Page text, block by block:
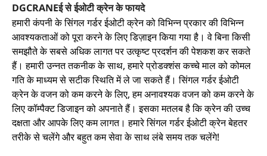
DGCRANEई से ईओटी क्रेन के फायदे
हमारी कंपनी के सिंगल गर्डर ईओटी क्रेन को विभिन्न प्रकार की विभिन्न
आवश्यकताओं को पूरा करने के लिए डिज़ाइन किया गया है। वे बिना किसी
समझौते के सबसे अधिक लागत पर उत्कृष्ट प्रदर्शन की पेशकश कर सकते
हैं। हमारी उन्नत तकनीक के साथ, हमारे प्रोडक्शंस कच्चे माल को कोमल
गति के माध्यम से सटीक स्थिति में ले जा सकते हैं। सिंगल गर्डर ईओटी
क्रेन के वजन को कम करने के लिए, हम अनावश्यक वजन को कम करने के
लिए कॉम्पैक्ट डिजाइन को अपनाते हैं। इसका मतलब है कि क्रेन की उच्च
दक्षता और आपके लिए कम लागत। हमारे सिंगल गर्डर ईओटी क्रेन बेहतर
तरीके से चलेंगे और बहुत कम सेवा के साथ लंबे समय तक चलेंगे!